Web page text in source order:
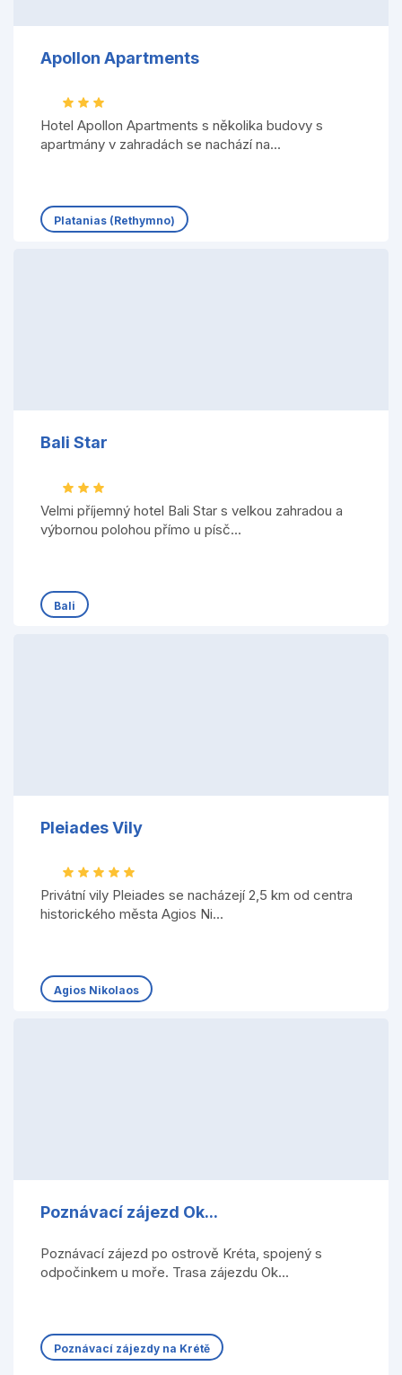
Apollon Apartments
Hotel Apollon Apartments s několika budovy s
apartmány v zahradách se nachází na...
Platanias (Rethymno)
Bali Star
Velmi příjemný hotel Bali Star s velkou zahradou a
výbornou polohou přímo u písč...
Bali
Pleiades Vily
Privátní vily Pleiades se nacházejí 2,5 km od centra
historického města Agios Ni...
Agios Nikolaos
Poznávací zájezd Ok...
Poznávací zájezd po ostrově Kréta, spojený s
odpočinkem u moře. Trasa zájezdu Ok...
Poznávací zájezdy na Krétě